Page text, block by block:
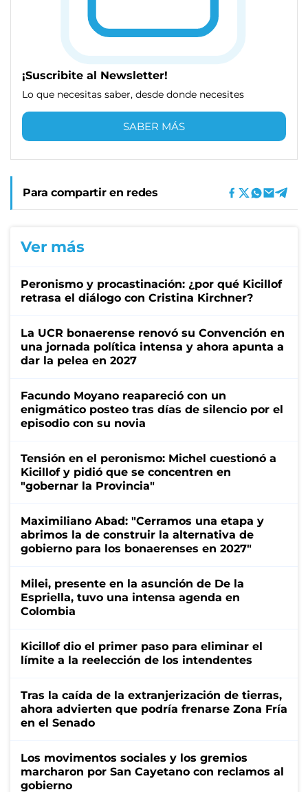
¡Suscribite al Newsletter!
Lo que necesitas saber, desde donde necesites
SABER MÁS
Para compartir en redes
Ver más
Peronismo y procastinación: ¿por qué Kicillof
retrasa el diálogo con Cristina Kirchner?
La UCR bonaerense renovó su Convención en
una jornada política intensa y ahora apunta a
dar la pelea en 2027
Facundo Moyano reapareció con un
enigmático posteo tras días de silencio por el
episodio con su novia
Tensión en el peronismo: Michel cuestionó a
Kicillof y pidió que se concentren en
"gobernar la Provincia"
Maximiliano Abad: "Cerramos una etapa y
abrimos la de construir la alternativa de
gobierno para los bonaerenses en 2027"
Milei, presente en la asunción de De la
Espriella, tuvo una intensa agenda en
Colombia
Kicillof dio el primer paso para eliminar el
límite a la reelección de los intendentes
Tras la caída de la extranjerización de tierras,
ahora advierten que podría frenarse Zona Fría
en el Senado
Los movimentos sociales y los gremios
marcharon por San Cayetano con reclamos al
gobierno